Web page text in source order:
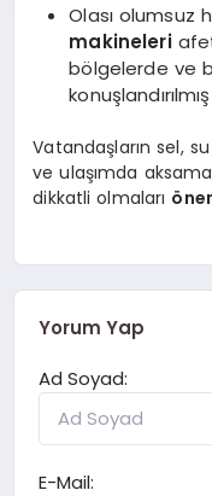
Olası olumsuz
makineleriafet
bölgelerde ve
Vatandaşların sel, su
ve ulaşımda
dikkatli olmaları
Yorum Yap
Ad Soyad:
E-Mail: